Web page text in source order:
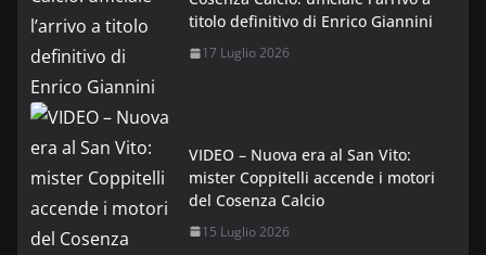
titolo definitivo di Enrico Giannini
17 Luglio 2026
VIDEO – Nuova era al San Vito:
mister Coppitelli accende i motori
del Cosenza Calcio
15 Luglio 2026